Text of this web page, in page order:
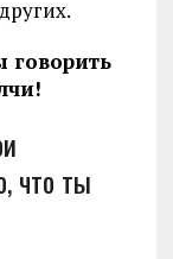
говорить
что ты